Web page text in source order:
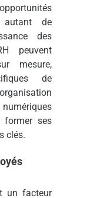
autant de
des
peuvent
mesure,
de
former ses
clés.
un facteur